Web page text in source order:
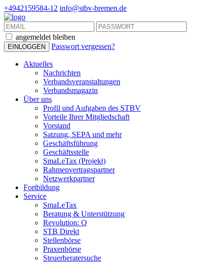
+4942159584-12 info@stbv-bremen.de
angemeldet bleiben
Passwort vergessen?
Aktuelles
Nachrichten
Verbandsveranstaltungen
Verbandsmagazin
Über uns
Profil und Aufgaben des STBV
Vorteile Ihrer Mitgliedschaft
Vorstand
Satzung, SEPA und mehr
Geschäftsführung
Geschäftsstelle
SmaLeTax (Projekt)
Rahmenvertragspartner
Netzwerkpartner
Fortbildung
Service
SmaLeTax
Beratung & Unterstützung
Revolution: Q
STB Direkt
Stellenbörse
Praxenbörse
Steuerberatersuche